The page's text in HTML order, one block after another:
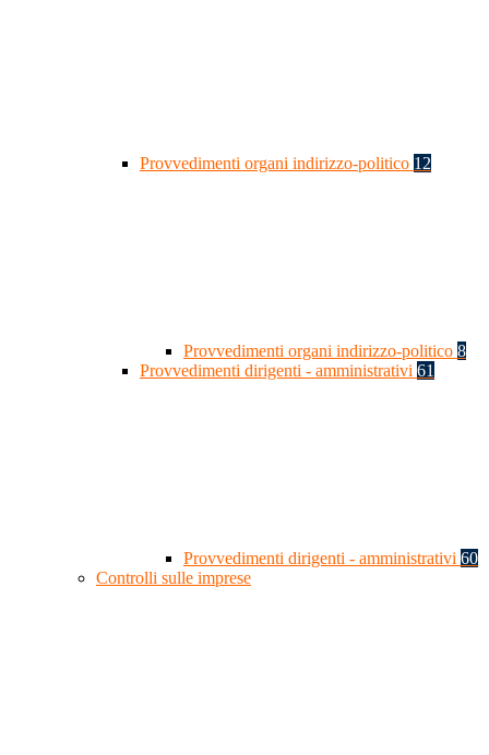
Provvedimenti organi indirizzo-politico 12
Provvedimenti organi indirizzo-politico 8
Provvedimenti dirigenti - amministrativi 61
Provvedimenti dirigenti - amministrativi 60
Controlli sulle imprese